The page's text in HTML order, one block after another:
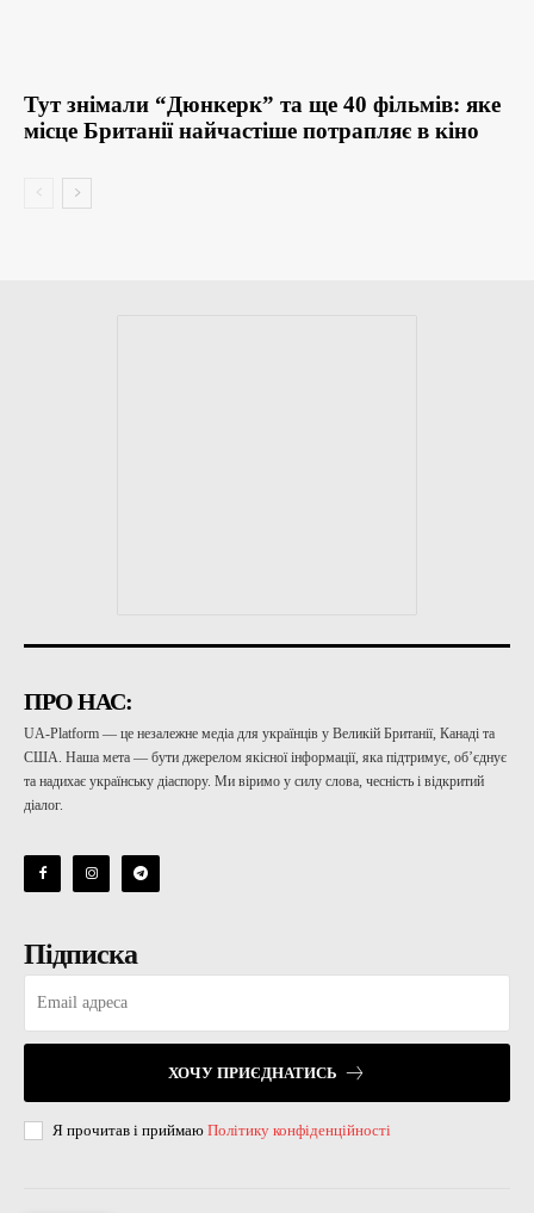
Тут знімали “Дюнкерк” та ще 40 фільмів: яке
місце Британії найчастіше потрапляє в кіно
ПРО НАС:
UA-Platform — це незалежне медіа для українців у Великій Британії, Канаді та
США. Наша мета — бути джерелом якісної інформації, яка підтримує, об’єднує
та надихає українську діаспору. Ми віримо у силу слова, чесність і відкритий
діалог.
Підписка
ХОЧУ ПРИЄДНАТИСЬ
Я прочитав і приймаю Політику конфіденційності